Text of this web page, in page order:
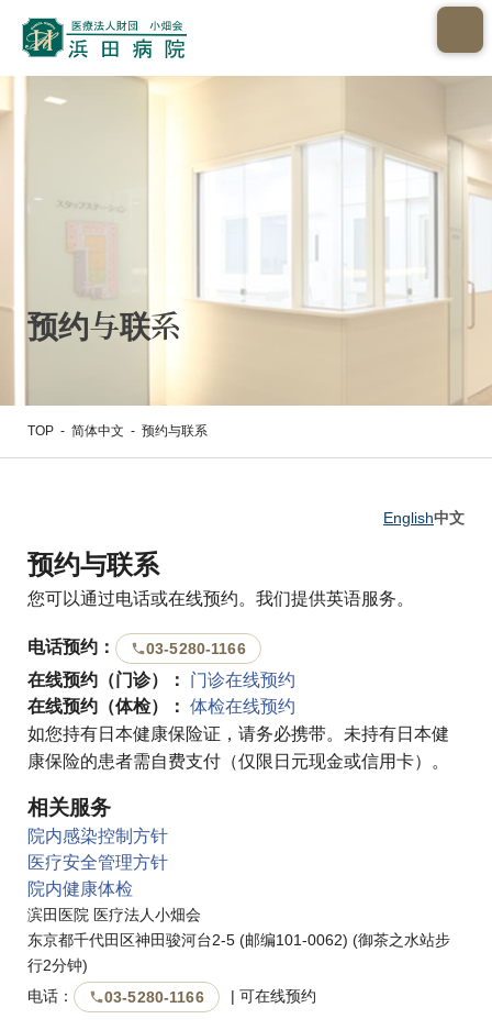
预约与联系
TOP - 简体中文 - 预约与联系
English中文
预约与联系
您可以通过电话或在线预约。我们提供英语服务。
电话预约： 03-5280-1166
在线预约（门诊）：
门诊在线预约
在线预约（体检）： 体检在线预约
如您持有日本健康保险证，请务必携带。未持有日本健
康保险的患者需自费支付（仅限日元现金或信用卡）。
相关服务
院内感染控制方针
医疗安全管理方针
院内健康体检
滨田医院 医疗法人小畑会
东京都千代田区神田骏河台2-5 (邮编101-0062) (御茶之水站步
行2分钟)
电话：
03-5280-1166 | 可在线预约